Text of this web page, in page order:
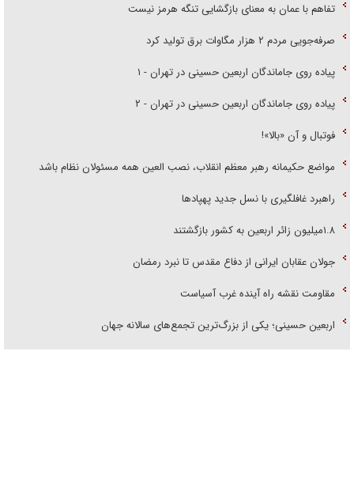
تفاهم با عمان به معنای بازگشایی تنگه هرمز نیست
صرفه‌جویی مردم ۲ هزار مگاوات برق تولید کرد
پیاده روی جاماندگان اربعین حسینی در تهران - ۱
پیاده روی جاماندگان اربعین حسینی در تهران - ۲
فوتبال و آن «بالا»!
مواضع حکیمانه رهبر معظم انقلاب، نصب العین همه مسئولان نظام باشد
راهبرد غافلگیری با نسل جدید پهپاد‌ها
۱.۸میلیون زائر اربعین به کشور بازگشتند
جولان عقابان ایرانی از دفاع مقدس تا نبرد رمضان
مقاومت نقشه راه آینده غرب آسیاست
اربعین حسینی؛ یکی از بزرگ‌ترین تجمع‌های سالانه جهان